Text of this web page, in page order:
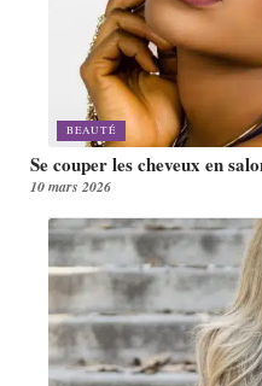
BEAUTÉ
Se couper les cheveux en
10 mars 2026